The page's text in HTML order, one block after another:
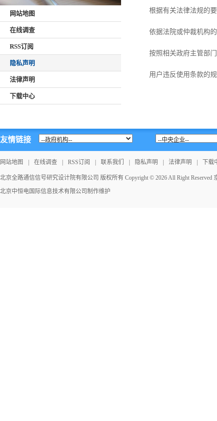
网站地图
在线调查
RSS订阅
隐私声明
法律声明
下载中心
根据有关法律法规的
依据法院或仲裁机构
按照相关政府主管部
用户违反使用条款的
友情链接
网站地图 在线调查 RSS订阅 联系我们 隐私声明 法律声明 下载
北京全路通信信号研究设计院有限公司 版权所有 Copyright © 2026 All Right Reserved
北京中恒电国际信息技术有限公司 制作维护